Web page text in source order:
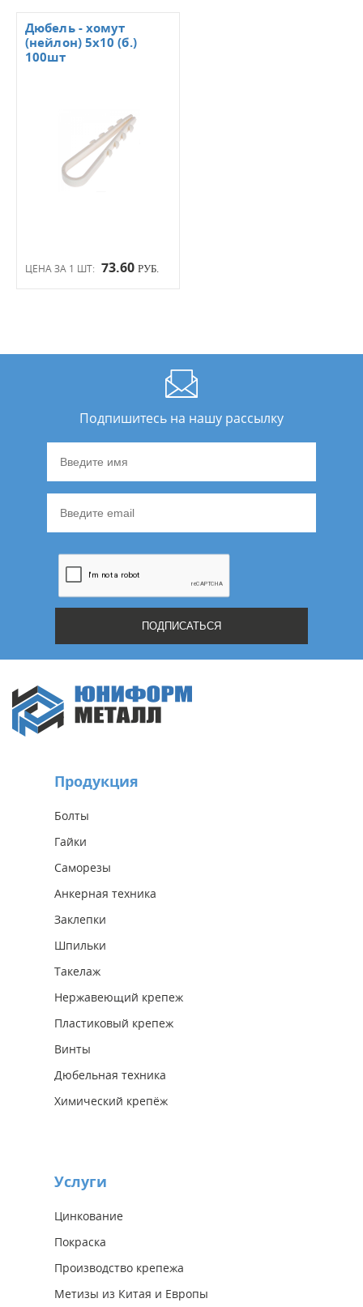
ЦЕНА ЗА 1 ШТ: 73.60 РУБ.
Дюбель - хомут
(нейлон) 5х10 (б.)
100шт
Подпишитесь на нашу рассылку
Продукция
Болты
Гайки
Саморезы
Анкерная техника
Заклепки
Шпильки
Такелаж
Нержавеющий крепеж
Пластиковый крепеж
Винты
Дюбельная техника
Химический крепёж
Услуги
Цинкование
Покраска
Производство крепежа
Метизы из Китая и Европы